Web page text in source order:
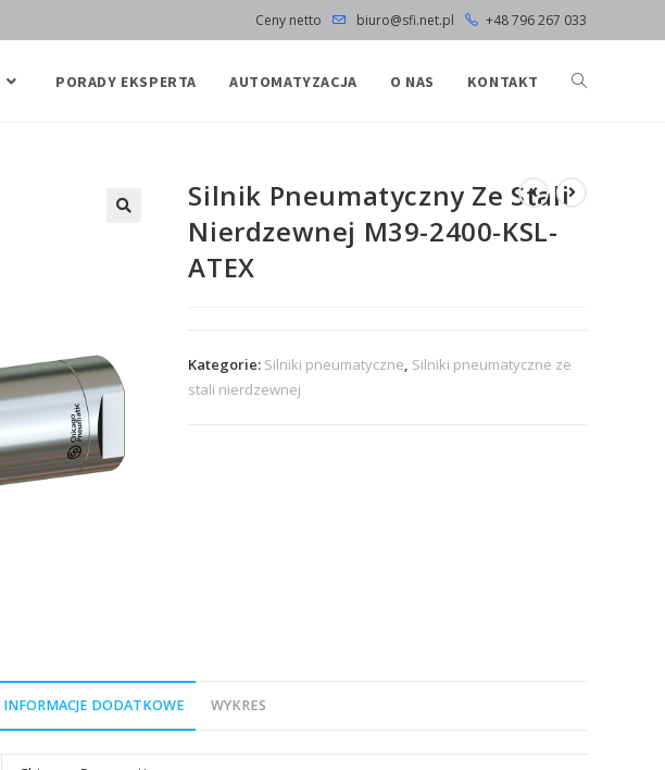
Ceny netto biuro@sfi.net.pl +48 796 267 033
PORADY EKSPERTA AUTOMATYZACJA O NAS KONTAKT
Silnik Pneumatyczny Ze Stali
Nierdzewnej M39-2400-KSL-
ATEX
Kategorie: Silniki pneumatyczne, Silniki pneumatyczne ze
stali nierdzewnej
INFORMACJE DODATKOWE WYKRES